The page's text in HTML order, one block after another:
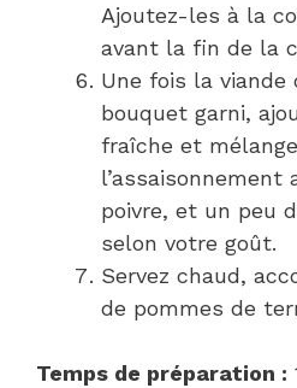
Ajoutez-les à la
avant la fin de la
Une fois la
bouquet garni,
fraîche et
l’assaisonnement
poivre, et un peu
selon votre goût.
Servez chaud,
de pommes de
Temps de préparation :